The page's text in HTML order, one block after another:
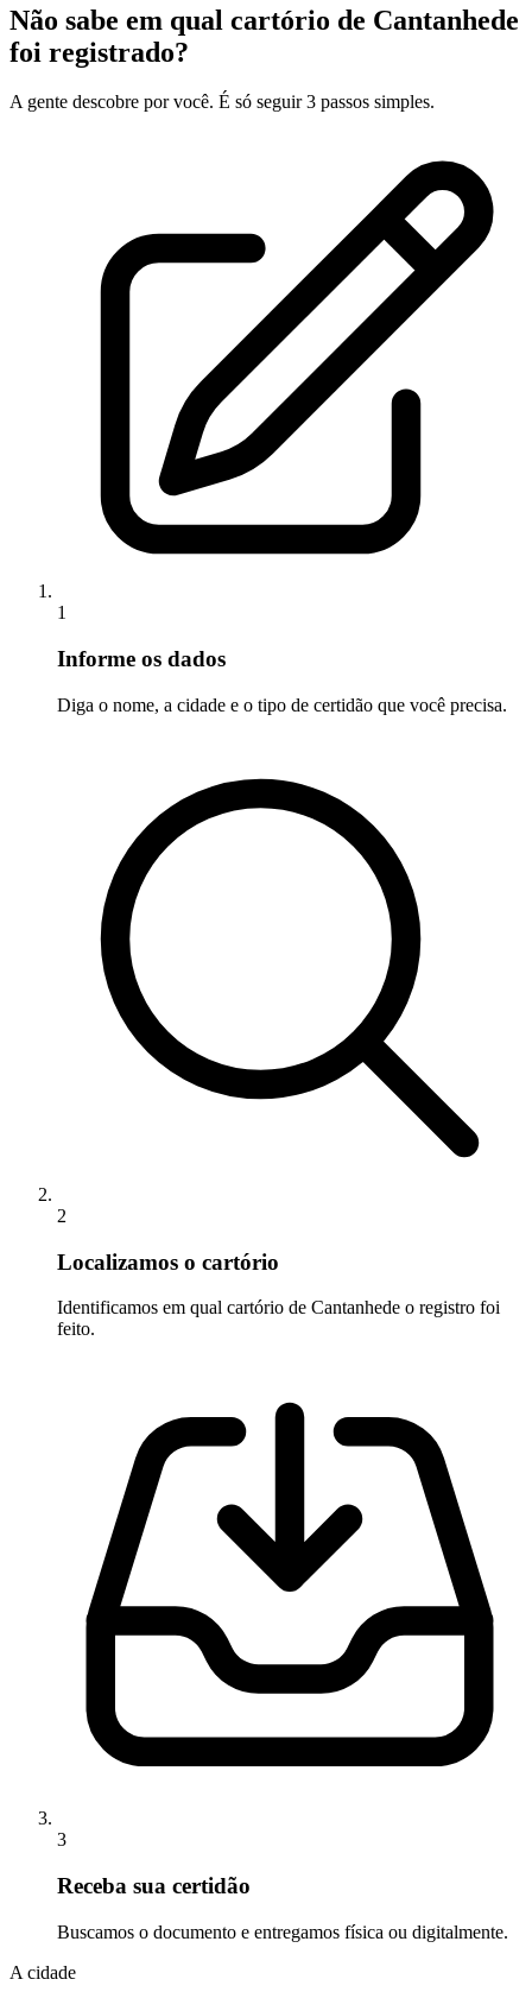
Não sabe em qual cartório de Cantanhede
foi registrado?
A gente descobre por você. É só seguir 3 passos simples.
1
Informe os dados
Diga o nome, a cidade e o tipo de certidão que você precisa.
2
Localizamos o cartório
Identificamos em qual cartório de Cantanhede o registro foi
feito.
3
Receba sua certidão
Buscamos o documento e entregamos física ou digitalmente.
A cidade